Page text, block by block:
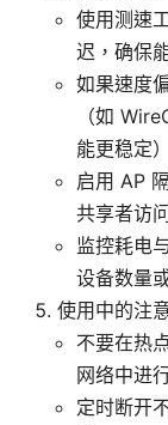
使用测速
迟，确保
如果速度
（如
能更稳定
启用 AP
共享者访
监控耗电
设备数量
使用中的注
不要在热
网络中进
定时断开